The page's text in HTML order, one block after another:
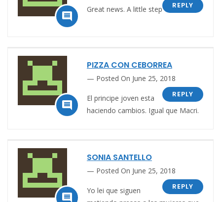

REPLY
Great news. A little step

PIZZA CON CEBORREA
Posted On June 25, 2018
REPLY
El principe joven esta
haciendo cambios. Igual que Macri.

SONIA SANTELLO
Posted On June 25, 2018
REPLY
Yo lei que siguen